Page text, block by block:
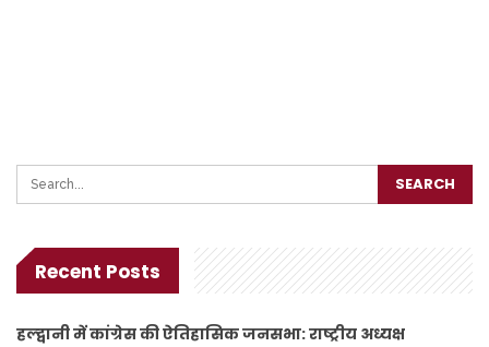
Recent Posts
हल्द्वानी में कांग्रेस की ऐतिहासिक जनसभा: राष्ट्रीय अध्यक्ष